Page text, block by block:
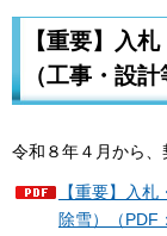
【重要】入
（工事・設計
令和８年４月から
【重要】入
除雪）（PDF